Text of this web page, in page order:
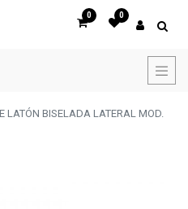
0 0
LATÓN BISELADA LATERAL MOD.